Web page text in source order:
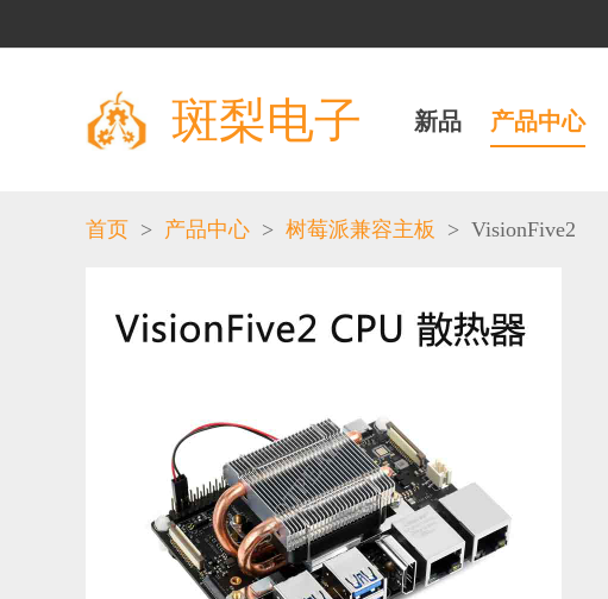
斑梨电子 新品 产品中心
首页 > 产品中心 > 树莓派兼容主板 > VisionFive2